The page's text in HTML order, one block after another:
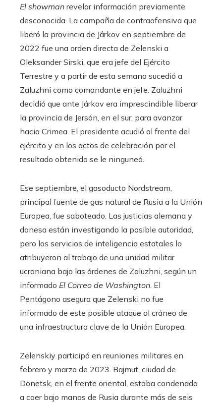
El showman revelar información previamente
desconocida. La campaña de contraofensiva que
liberó la provincia de Járkov en septiembre de
2022 fue una orden directa de Zelenski a
Oleksander Sirski, que era jefe del Ejército
Terrestre y a partir de esta semana sucedió a
Zaluzhni como comandante en jefe. Zaluzhni
decidió que ante Járkov era imprescindible liberar
la provincia de Jersón, en el sur, para avanzar
hacia Crimea. El presidente acudió al frente del
ejército y en los actos de celebración por el
resultado obtenido se le ninguneó.
Ese septiembre, el gasoducto Nordstream,
principal fuente de gas natural de Rusia a la Unión
Europea, fue saboteado. Las justicias alemana y
danesa están investigando la posible autoridad,
pero los servicios de inteligencia estatales lo
atribuyeron al trabajo de una unidad militar
ucraniana bajo las órdenes de Zaluzhni, según un
informado El Correo de Washington. El
Pentágono asegura que Zelenski no fue
informado de este posible ataque al cráneo de
una infraestructura clave de la Unión Europea.
Zelenskiy participó en reuniones militares en
febrero y marzo de 2023. Bajmut, ciudad de
Donetsk, en el frente oriental, estaba condenada
a caer bajo manos de Rusia durante más de seis